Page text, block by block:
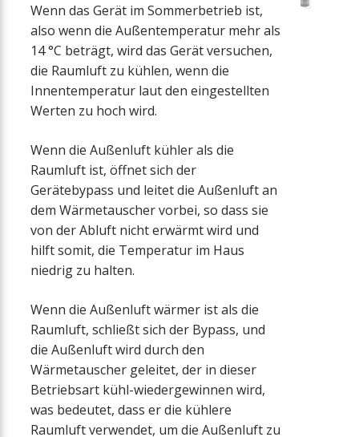
Wenn das Gerät im Sommerbetrieb ist,
also wenn die Außentemperatur mehr als
14 °C beträgt, wird das Gerät versuchen,
die Raumluft zu kühlen, wenn die
Innentemperatur laut den eingestellten
Werten zu hoch wird.
Wenn die Außenluft kühler als die
Raumluft ist, öffnet sich der
Gerätebypass und leitet die Außenluft an
dem Wärmetauscher vorbei, so dass sie
von der Abluft nicht erwärmt wird und
hilft somit, die Temperatur im Haus
niedrig zu halten.
Wenn die Außenluft wärmer ist als die
Raumluft, schließt sich der Bypass, und
die Außenluft wird durch den
Wärmetauscher geleitet, der in dieser
Betriebsart kühl-wiedergewinnen wird,
was bedeutet, dass er die kühlere
Raumluft verwendet, um die Außenluft zu